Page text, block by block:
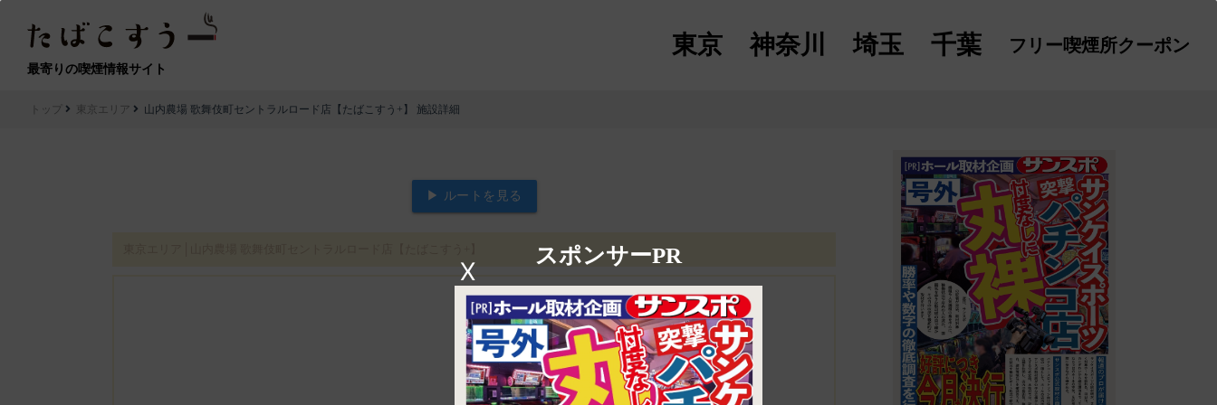
最寄りの喫煙情報サイト
東京 神奈川 埼玉 千葉 フリー喫煙所クーポン
スポンサーPR
X
トップ 東京エリア 山内農場 歌舞伎町セントラルロード店【たばこすう+】 施設詳細
▶ ルートを見る